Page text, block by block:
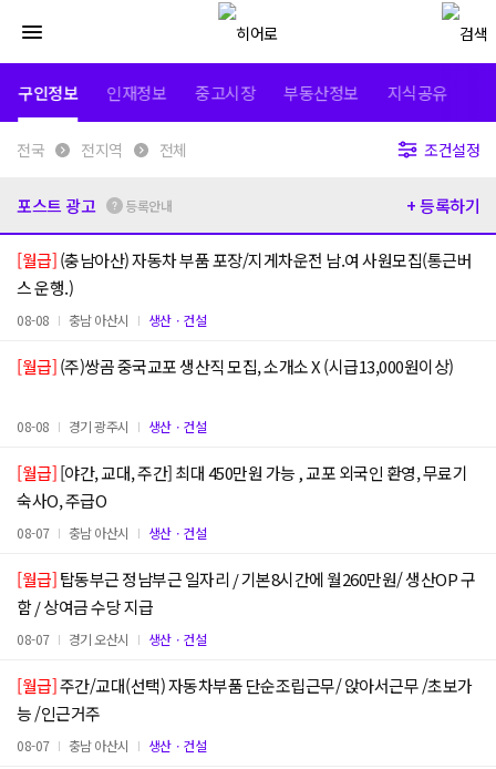
구인정보 인재정보 중고시장 부동산정보 지식공유
전국 전지역 전체 조건설정
포스트 광고 등록안내 + 등록하기
[월급]
스 운행.)
08-08 충남 아산시 생산ㆍ건설
[월급](주)쌍곰 중국교포 생산직 모집, 소개소 X (시급13,000원이상)
08-08 경기 광주시 생산ㆍ건설
[월급]
숙사O, 주급O
08-07 충남 아산시 생산ㆍ건설
[월급]
함 / 상여금 수당 지급
08-07 경기 오산시 생산ㆍ건설
[월급]
능 /인근거주
08-07 충남 아산시 생산ㆍ건설